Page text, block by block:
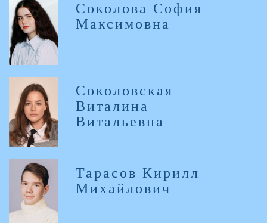
Соколова София
Максимовна
Соколовская
Виталина
Витальевна
Тарасов Кирилл
Михайлович